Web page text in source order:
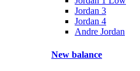
Jordan 3
Jordan 4
Andre Jordan
New balance